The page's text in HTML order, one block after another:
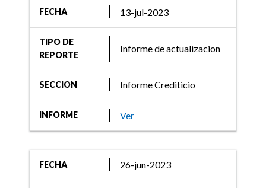
FECHA 13-jul-2023
TIPO DE
REPORTE
Informe de actualizacion
SECCION Informe Crediticio
INFORME Ver
FECHA 26-jun-2023